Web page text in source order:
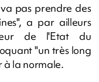
pas prendre des
a par ailleurs
de l'Etat du
"un très long
à la normale.